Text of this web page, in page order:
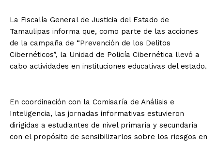
La Fiscalía General de Justicia del Estado de
Tamaulipas informa que, como parte de las acciones
de la campaña de “Prevención de los Delitos
Cibernéticos”, la Unidad de Policía Cibernética llevó a
cabo actividades en instituciones educativas del estado.
En coordinación con la Comisaría de Análisis e
Inteligencia, las jornadas informativas estuvieron
dirigidas a estudiantes de nivel primaria y secundaria
con el propósito de sensibilizarlos sobre los riesgos en